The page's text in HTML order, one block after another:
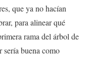
que ya no hacían
para alinear qué
rama del árbol de
sería buena como